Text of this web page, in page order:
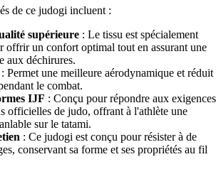
de ce judogi incluent :
supérieure : Le tissu est spécialement
offrir un confort optimal tout en assurant une
aux déchirures.
: Permet une meilleure aérodynamique et réduit
le combat.
IJF : Conçu pour répondre aux exigences
officielles de judo, offrant à l'athlète une
sur le tatami.
: Ce judogi est conçu pour résister à de
conservant sa forme et ses propriétés au fil